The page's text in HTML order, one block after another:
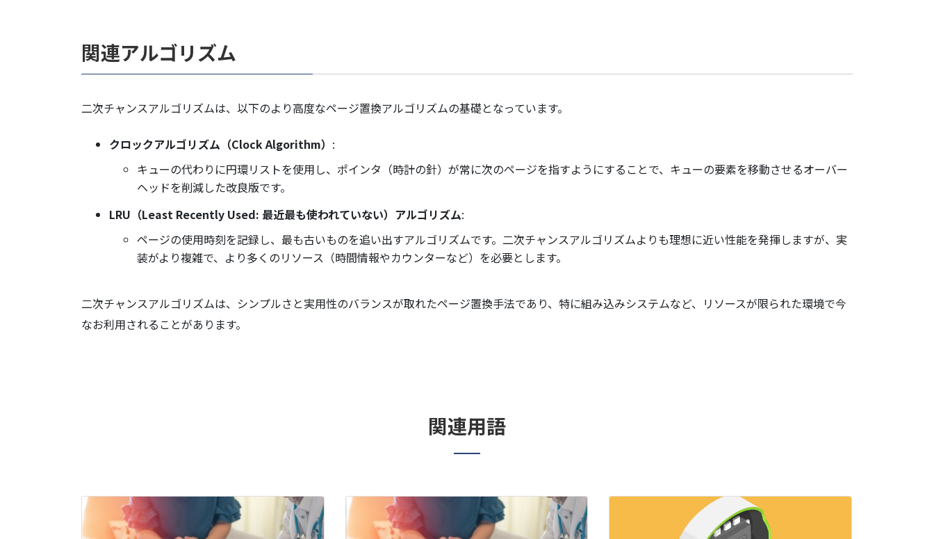
関連アルゴリズム
二次チャンスアルゴリズムは、以下のより高度なページ置換アルゴリズムの基礎となっています。
クロックアルゴリズム（Clock Algorithm） :
キューの代わりに円環リストを使用し、ポインタ（時計の針）が常に次のページを指すようにすることで、キューの要素を移動させるオーバー
ヘッドを削減した改良版です。
LRU（Least Recently Used: 最近最も使われていない）アルゴリズム:
ページの使用時刻を記録し、最も古いものを追い出すアルゴリズムです。二次チャンスアルゴリズムよりも理想に近い性能を発揮しますが、実
装がより複雑で、より多くのリソース（時間情報やカウンターなど）を必要とします。
二次チャンスアルゴリズムは、シンプルさと実用性のバランスが取れたページ置換手法であり、特に組み込みシステムなど、リソースが限られた環境で今
なお利用されることがあります。
関連用語